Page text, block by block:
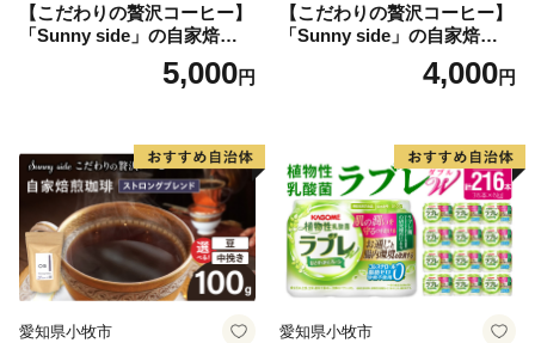
【こだわりの贅沢コーヒー】
「Sunny side」の自家焙煎珈
琲こまきブレンド（100g）
5,000円
【こだわりの贅沢コーヒー】
「Sunny side」の自家焙煎珈
琲サニーブレンド（100g）
4,000円
愛知県小牧市 愛知県小牧市